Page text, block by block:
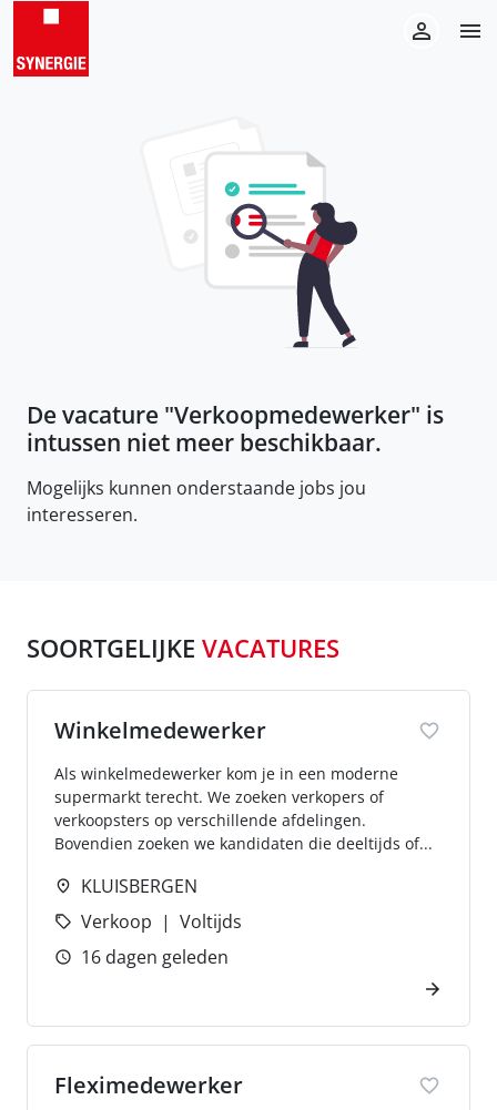
De vacature "Verkoopmedewerker" is
intussen niet meer beschikbaar.
Mogelijks kunnen onderstaande jobs jou
interesseren.
SOORTGELIJKE VACATURES
Winkelmedewerker
Als winkelmedewerker kom je in een moderne
supermarkt terecht. We zoeken verkopers of
verkoopsters op verschillende afdelingen.
Bovendien zoeken we kandidaten die deeltijds of...
KLUISBERGEN
Verkoop
Voltijds
16 dagen geleden
Fleximedewerker